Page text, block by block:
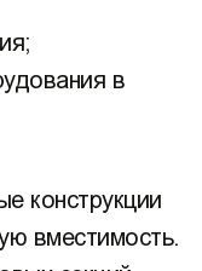
в
конструкции
вместимость.